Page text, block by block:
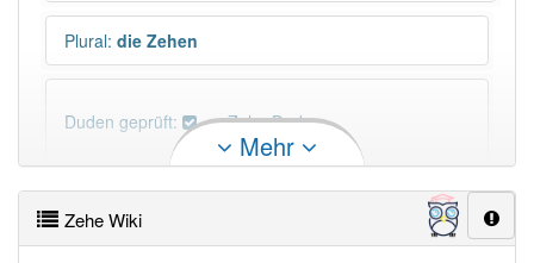
Plural: die Zehen
Duden geprüft: Zehe Duden
PowerIndex:41
Mehr
Zehe Wiki